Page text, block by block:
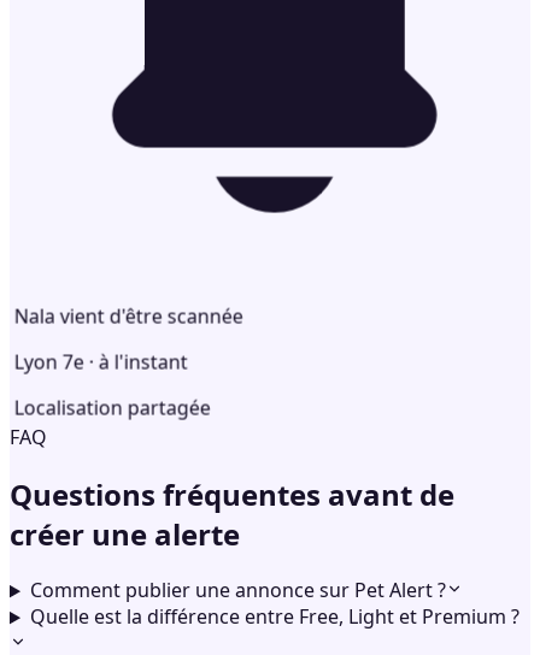
Nala vient d'être scannée
Lyon 7e · à l'instant
Localisation partagée
FAQ
Questions fréquentes avant de
créer une alerte
Comment publier une annonce sur Pet Alert ?
Quelle est la différence entre Free, Light et Premium ?